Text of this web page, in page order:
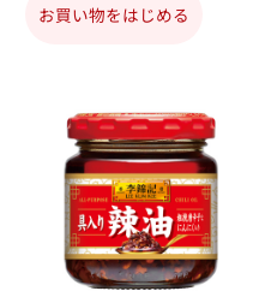
お買い物をはじめる